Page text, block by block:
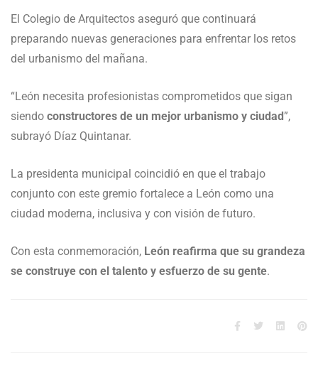
El Colegio de Arquitectos aseguró que continuará
preparando nuevas generaciones para enfrentar los retos
del urbanismo del mañana.
“León necesita profesionistas comprometidos que sigan
siendo constructores de un mejor urbanismo y ciudad”,
subrayó Díaz Quintanar.
La presidenta municipal coincidió en que el trabajo
conjunto con este gremio fortalece a León como una
ciudad moderna, inclusiva y con visión de futuro.
Con esta conmemoración, León reafirma que su grandeza
se construye con el talento y esfuerzo de su gente.